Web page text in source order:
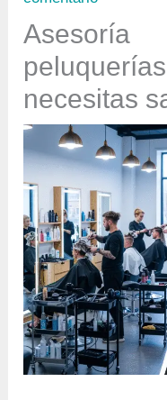
necesitas